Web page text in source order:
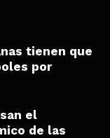
tienen que
por
el
de las